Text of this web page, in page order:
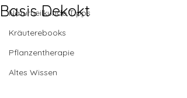
Naturheilkunde Tipps
Kräuterebooks
Pflanzentherapie
Altes Wissen
Basis Dekokt